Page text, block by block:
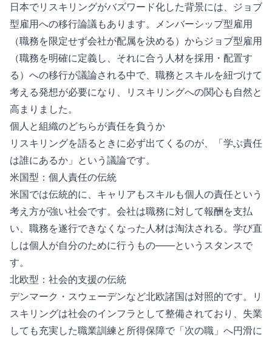
日本でリスキリングがバズワード化した背景には、ジョブ
型雇用への移行論議もあります。メンバーシップ型雇用
（職務を限定せず会社が配属を決める）からジョブ型雇用
（職務を明確に定義し、それに合う人材を採用・配置す
る）への移行が議論される中で、職務とスキルを紐づけて
考える発想が必要になり、リスキリングへの関心も自然と
高まりました。
個人と組織のどちらが責任を負うか
リスキリングを語るときに必ず出てくるのが、「学ぶ責任
は誰にあるか」という議論です。
米国型：個人責任の伝統
米国では伝統的に、キャリアもスキルも個人の責任という
考え方が強い社会です。会社は職務に対して報酬を支払
い、職務を遂行できなくなった人材は淘汰される。学び直
しは個人が自分のために行うもの——というスタンスで
す。
北欧型：社会的支援の伝統
デンマーク・スウェーデンなど北欧諸国は対照的です。リ
スキリングは社会のインフラとして整備されており、失業
しても充実した職業訓練と所得保障で「次の職」へ円滑に